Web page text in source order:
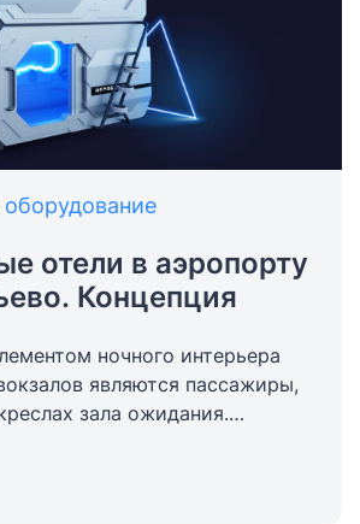
отели в аэропорту
Концепция
ночного интерьера
являются пассажиры,
зала ожидания.
но столичные
решают эту проблему,